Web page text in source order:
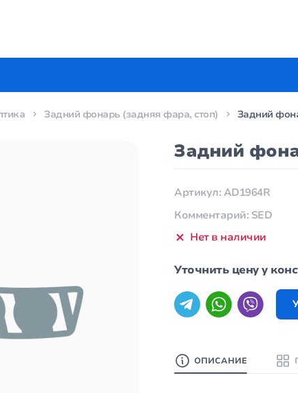
Задний фонарь (задняя фара, стоп) Задний
Задний
Артикул: AD1964R
Комментарий: SED
Нет в наличии
Уточнить цену у
ОПИСАНИЕ